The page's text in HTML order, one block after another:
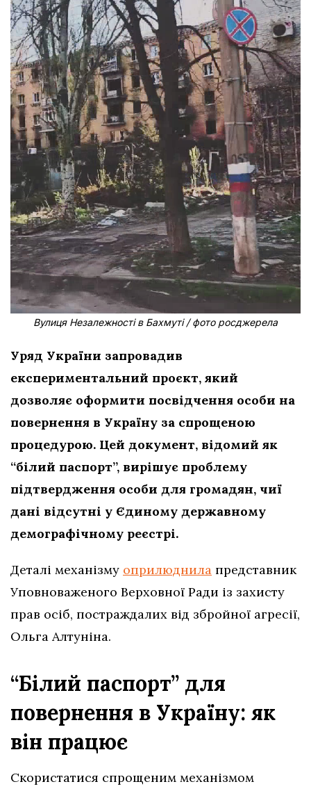
Вулиця Незалежності в Бахмуті / фото росджерела
Уряд України запровадив
експериментальний проєкт, який
дозволяє оформити посвідчення особи на
повернення в Україну за спрощеною
процедурою. Цей документ, відомий як
“білий паспорт”, вирішує проблему
підтвердження особи для громадян, чиї
дані відсутні у Єдиному державному
демографічному реєстрі.
Деталі механізму оприлюднила представник
Уповноваженого Верховної Ради із захисту
прав осіб, постраждалих від збройної агресії,
Ольга Алтуніна.
“Білий паспорт” для
повернення в Україну: як
він працює
Скористатися спрощеним механізмом